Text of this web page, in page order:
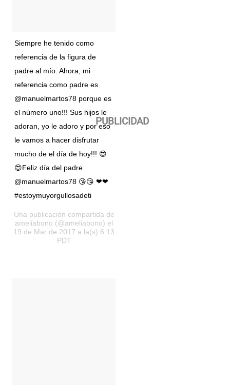
Siempre he tenido como
referencia de la figura de
padre al mío. Ahora, mi
referencia como padre es
@manuelmartos78 porque es
el número uno!!! Sus hijos le
adoran, yo le adoro y por eso
le vamos a hacer disfrutar
mucho de el día de hoy!!! 😍
😍Feliz día del padre
@manuelmartos78 😘😘 ❤❤
#estoymuyorgullosadeti
Una publicación compartida de
ameliabono (@ameliabono) el
19 de Mar de 2017 a la(s) 6:13
PDT